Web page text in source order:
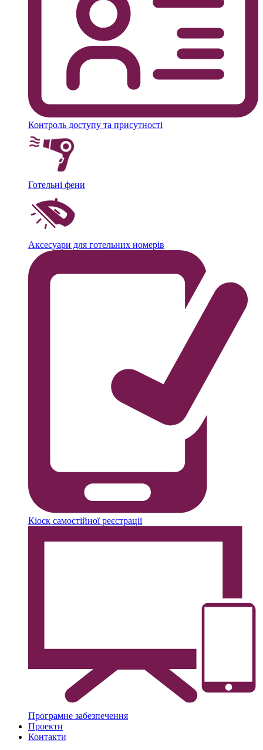
Контроль доступу та присутності
Готельні фени
Аксесуари для готельних номерів
Кіоск самостійної реєстрації
Програмне забезпечення
Проекти
Контакти